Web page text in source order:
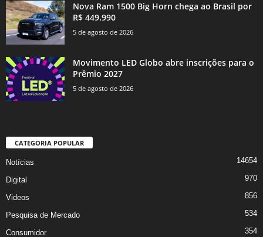
Nova Ram 1500 Big Horn chega ao Brasil por
R$ 449.990
5 de agosto de 2026
Movimento LED Globo abre inscrições para o
Prêmio 2027
5 de agosto de 2026
CATEGORIA POPULAR
Notícias 14654
Digital 970
Videos 856
Pesquisa de Mercado 534
Consumidor 354